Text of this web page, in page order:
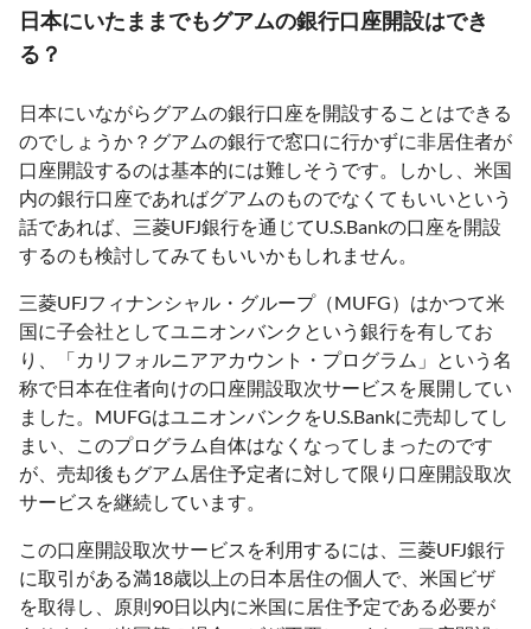
日本にいたままでもグアムの銀行口座開設はでき
る？
日本にいながらグアムの銀行口座を開設することはできる
のでしょうか？グアムの銀行で窓口に行かずに非居住者が
口座開設するのは基本的には難しそうです。しかし、米国
内の銀行口座であればグアムのものでなくてもいいという
話であれば、三菱UFJ銀行を通じてU.S.Bankの口座を開設
するのも検討してみてもいいかもしれません。
三菱UFJフィナンシャル・グループ（MUFG）はかつて米
国に子会社としてユニオンバンクという銀行を有してお
り、「カリフォルニアアカウント・プログラム」という名
称で日本在住者向けの口座開設取次サービスを展開してい
ました。MUFGはユニオンバンクをU.S.Bankに売却してし
まい、このプログラム自体はなくなってしまったのです
が、売却後もグアム居住予定者に対して限り口座開設取次
サービスを継続しています。
この口座開設取次サービスを利用するには、三菱UFJ銀行
に取引がある満18歳以上の日本居住の個人で、米国ビザ
を取得し、原則90日以内に米国に居住予定である必要が